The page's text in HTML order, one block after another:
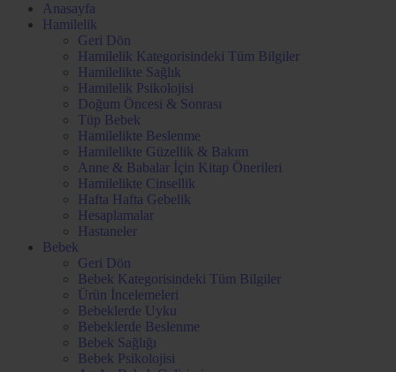
Anasayfa
Hamilelik
Geri Dön
Hamilelik Kategorisindeki Tüm Bilgiler
Hamilelikte Sağlık
Hamilelik Psikolojisi
Doğum Öncesi & Sonrası
Tüp Bebek
Hamilelikte Beslenme
Hamilelikte Güzellik & Bakım
Anne & Babalar İçin Kitap Önerileri
Hamilelikte Cinsellik
Hafta Hafta Gebelik
Hesaplamalar
Hastaneler
Bebek
Geri Dön
Bebek Kategorisindeki Tüm Bilgiler
Ürün İncelemeleri
Bebeklerde Uyku
Bebeklerde Beslenme
Bebek Sağlığı
Bebek Psikolojisi